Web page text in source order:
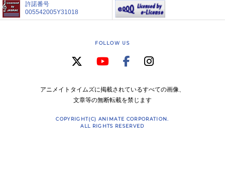
許諾番号
005542005Y31018
FOLLOW US
アニメイトタイムズに掲載されているすべての画像、
文章等の無断転載を禁じます
COPYRIGHT(C) ANIMATE CORPORATION.
ALL RIGHTS RESERVED